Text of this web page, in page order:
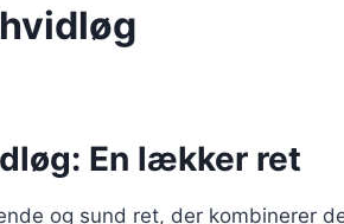
En lækker ret
og sund ret, der kombinerer